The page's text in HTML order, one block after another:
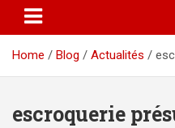
Home Blog Actualités
escroquerie